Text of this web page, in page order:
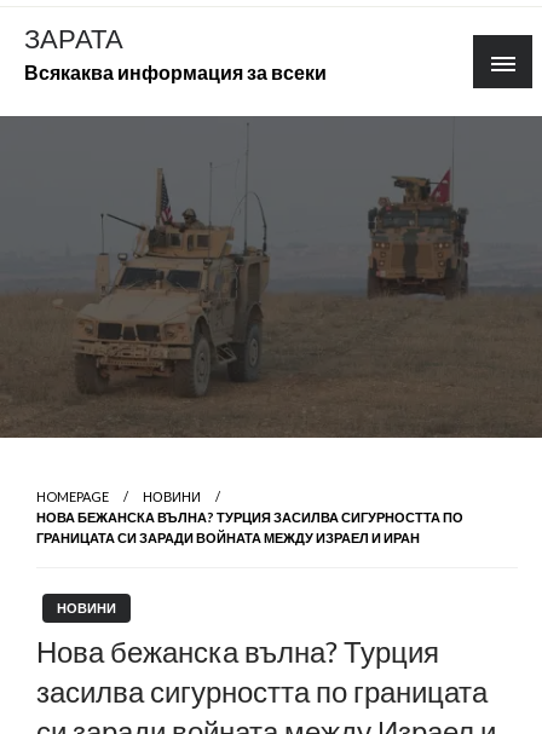
Skip
content
ЗАРАТА
Всякаква информация за всеки
HOMEPAGE
НОВИНИ
НОВА БЕЖАНСКА ВЪЛНА? ТУРЦИЯ ЗАСИЛВА СИГУРНОСТТА ПО
ГРАНИЦАТА СИ ЗАРАДИ ВОЙНАТА МЕЖДУ ИЗРАЕЛ И ИРАН
НОВИНИ
Нова бежанска вълна? Турция
засилва сигурността по границата